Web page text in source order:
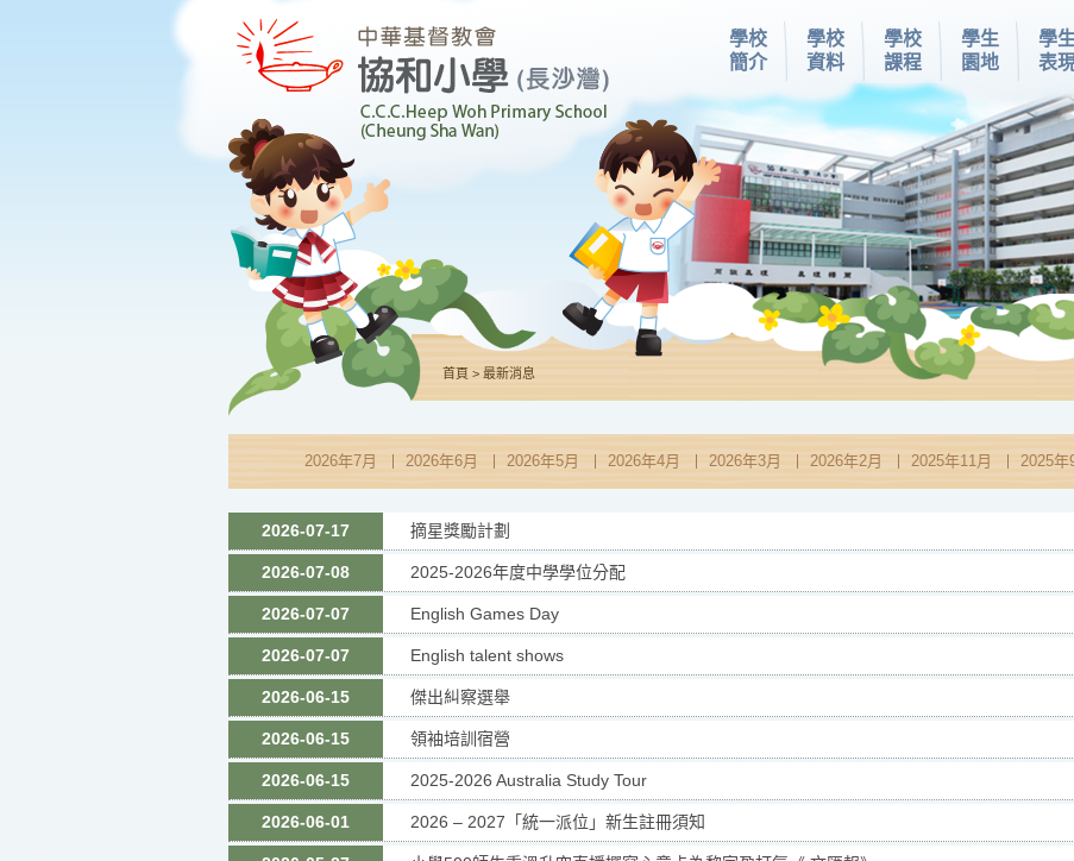
學校
簡介
學校
資料
學校
課程
學生
園地
學生
表
首頁 > 最新消息
2026年7月 2026年6月 2026年5月 2026年4月 2026年3月 2026年2月 2025年11月 2025年
2026-07-17 摘星獎勵計劃
2026-07-08 2025-2026年度中學學位分配
2026-07-07 English Games Day
2026-07-07 English talent shows
2026-06-15 傑出糾察選舉
2026-06-15 領袖培訓宿營
2026-06-15 2025-2026 Australia Study Tour
2026-06-01 2026 – 2027「統一派位」新生註冊須知